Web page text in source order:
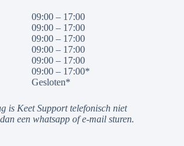
09:00 – 17:00
09:00 – 17:00
09:00 – 17:00
09:00 – 17:00
09:00 – 17:00
09:00 – 17:00*
Gesloten*
is Keet Support telefonisch niet
een whatsapp of e-mail sturen.